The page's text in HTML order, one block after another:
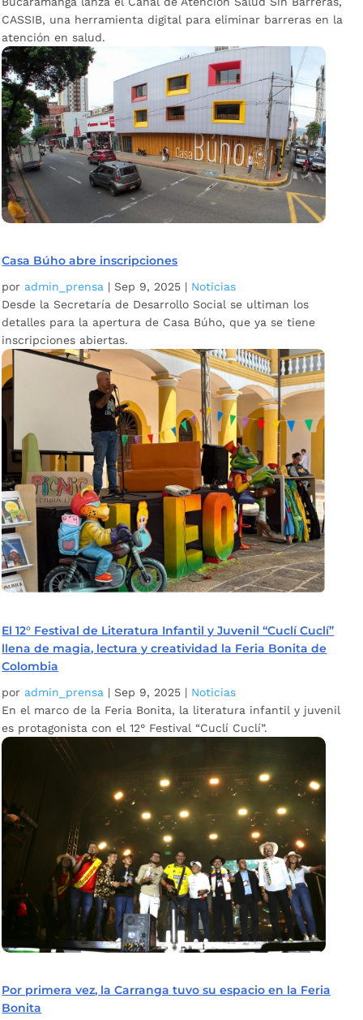
CASSIB, una herramienta digital para eliminar barreras en la
atención en salud.
Casa Búho abre inscripciones
por admin_prensa | Sep 9, 2025 | Noticias
Desde la Secretaría de Desarrollo Social se ultiman los
detalles para la apertura de Casa Búho, que ya se tiene
inscripciones abiertas.
El 12° Festival de Literatura Infantil y Juvenil “Cuclí Cuclí”
llena de magia, lectura y creatividad la Feria Bonita de
Colombia
por admin_prensa | Sep 9, 2025 | Noticias
En el marco de la Feria Bonita, la literatura infantil y juvenil
es protagonista con el 12° Festival “Cuclí Cuclí”.
Por primera vez, la Carranga tuvo su espacio en la Feria
Bonita